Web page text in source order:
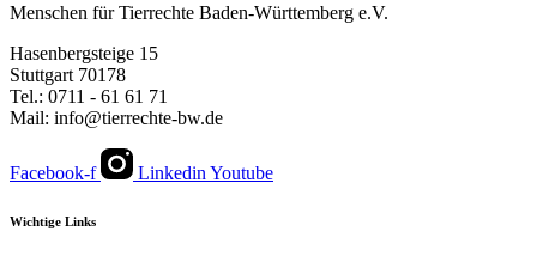
Menschen für Tierrechte Baden-Württemberg e.V.
Hasenbergsteige 15
Stuttgart 70178
Tel.: 0711 - 61 61 71
Mail: info@tierrechte-bw.de
Facebook-f Linkedin Youtube
Wichtige Links